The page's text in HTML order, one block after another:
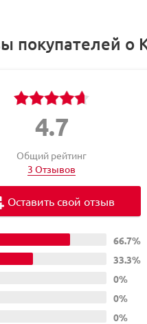
покупателей о
4.7
Общий рейтинг
3 Отзывов
66.7%
33.3%
0%
0%
0%
Оставить свой отзыв